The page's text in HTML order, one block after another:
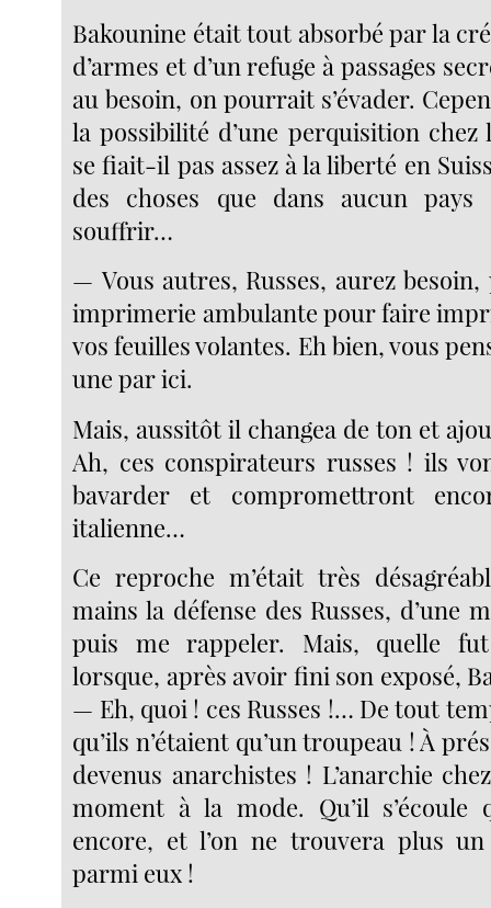
Bakounine était tout absorbé par la
d’armes et d’un refuge à passages
au besoin, on pourrait s’évader.
la possibilité d’une perquisition
se fiait-il pas assez à la liberté en
des choses que dans aucun
souffrir…
— Vous autres, Russes, aurez
imprimerie ambulante pour faire
vos feuilles volantes. Eh bien, vous
une par ici.
Mais, aussitôt il changea de ton et
Ah, ces conspirateurs russes ! ils
bavarder et compromettront
italienne…
Ce reproche m’était très
mains la défense des Russes, d’une
puis me rappeler. Mais, quelle
lorsque, après avoir fini son exposé,
— Eh, quoi ! ces Russes !… De tout
qu’ils n’étaient qu’un troupeau ! À
devenus anarchistes ! L’anarchie
moment à la mode. Qu’il s’écoule
encore, et l’on ne trouvera plus
parmi eux !